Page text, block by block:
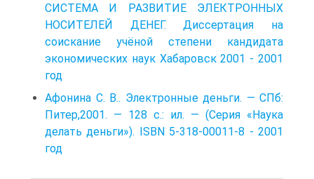
СИСТЕМА И РАЗВИТИЕ ЭЛЕКТРОННЫХ
НОСИТЕЛЕЙ ДЕНЕГ. Диссертация на
соискание учёной степени кандидата
экономических наук Хабаровск 2001 - 2001
год
Афонина С. В.. Электронные деньги. — СПб:
Питер,2001. — 128 с.: ил. — (Серия «Наука
делать деньги»). ISBN 5-318-00011-8 - 2001
год